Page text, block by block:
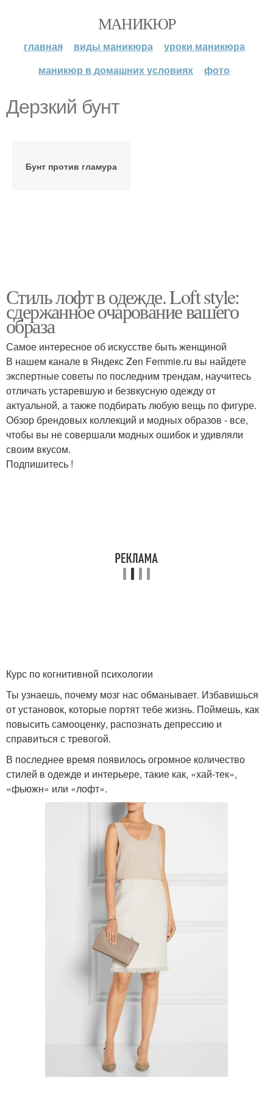
МАНИКЮР
главная виды маникюра
уроки маникюра
маникюр в домашних условиях
фото
Дерзкий бунт
Бунт против гламура
Стиль лофт в одежде. Loft style:
сдержанное очарование вашего
образа
Самое интересное об искусстве быть женщиной
В нашем канале в Яндекс Zen Femmie.ru вы найдете
экспертные советы по последним трендам, научитесь
отличать устаревшую и безвкусную одежду от
актуальной, а также подбирать любую вещь по фигуре.
Обзор брендовых коллекций и модных образов - все,
чтобы вы не совершали модных ошибок и удивляли
своим вкусом.
Подпишитесь !
Курс по когнитивной психологии
Ты узнаешь, почему мозг нас обманывает. Избавишься
от установок, которые портят тебе жизнь. Поймешь, как
повысить самооценку, распознать депрессию и
справиться с тревогой.
В последнее время появилось огромное количество
стилей в одежде и интерьере, такие как, «хай-тек»,
«фьюжн» или «лофт».